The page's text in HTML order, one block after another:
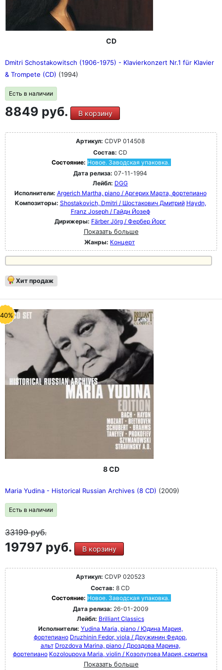
CD
Dmitri Schostakowitsch (1906-1975) - Klavierkonzert Nr.1 für Klavier
& Trompete (CD) (1994)
Есть в наличии
8849 руб. В корзину
Артикул: CDVP 014508
Состав: CD
Состояние: Новое. Заводская упаковка.
Дата релиза: 07-11-1994
Лейбл: DGG
Исполнители: Argerich Martha, piano / Аргерих Марта, фортепиано
Композиторы: Shostakovich, Dmitri / Шостакович Дмитрий Haydn,
Franz Joseph / Гайдн Йозеф
Дирижеры: Färber Jörg / Фербер Йорг
Показать больше
Жанры: Концерт
Хит продаж
8 CD
Maria Yudina - Historical Russian Archives (8 CD) (2009)
Есть в наличии
33199руб.
19797 руб. В корзину
Артикул: CDVP 020523
Состав: 8 CD
Состояние: Новое. Заводская упаковка.
Дата релиза: 26-01-2009
Лейбл: Brilliant Classics
Исполнители: Yudina Maria, piano / Юдина Мария,
фортепиано Druzhinin Fedor, viola / Дружинин Федор,
альт Drozdova Marina, piano / Дроздова Марина,
фортепиано Kozoloupova Maria, violin / Козолупова Мария, скрипка
Показать больше